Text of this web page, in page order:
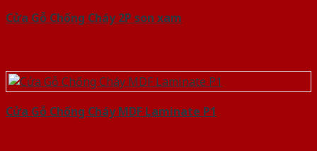
Cửa Gỗ Chống Cháy 2P son xam
Cửa Gỗ Chống Cháy MDF Laminate P1